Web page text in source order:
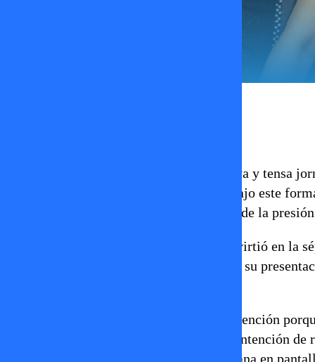
vivió una nueva y tensa
la competencia. En su primer domingo bajo este
participantes en riesgo, en una noche donde la
se convirtió en la
más bajos de la jornada. El jurado evaluó su
La eliminación llamó especialmente la atención
sumaron recientemente al estelar con la intención
breve: apenas logró mantenerse una semana en